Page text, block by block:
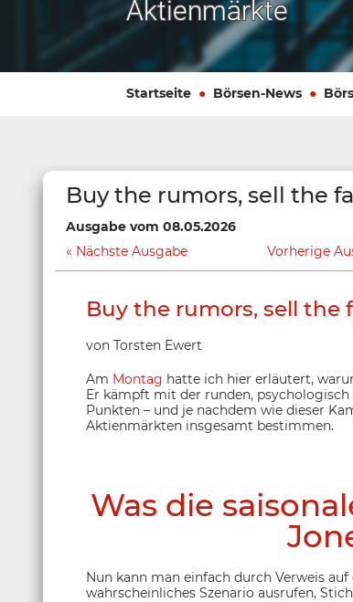
Aktienmärkte
Startseite Börsen-News
Buy the rumors, sell the
Ausgabe vom 08.05.2026
Nächste Ausgabe
Vorherige
Buy the rumors, sell the
von Torsten Ewert
Am Montag hatte ich hier erläutert,
Er kämpft mit der runden,
Punkten – und je nachdem wie dieser
Aktienmärkten insgesamt bestimmen.
Was die
Nun kann man einfach durch Verweis
wahrscheinliches Szenario ausrufen,